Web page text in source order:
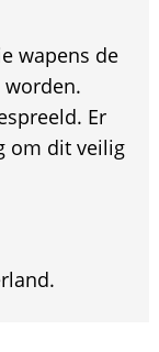
wapens de
Er
om dit veilig